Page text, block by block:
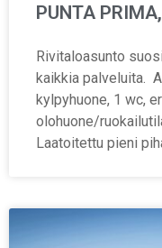
PUNTA
Rivitaloasunto
kaikkia palveluita.
kylpyhuone, 1 wc,
olohuone/
Laatoitettu pieni